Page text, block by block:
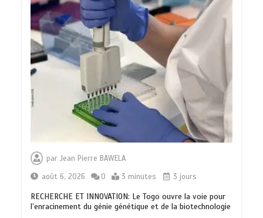
parJean Pierre BAWELA
août 6, 2026
0 3 minutes 3 jours
RECHERCHE ET INNOVATION: Le Togo ouvre la voie pour
l’enracinement du génie génétique et de la biotechnologie